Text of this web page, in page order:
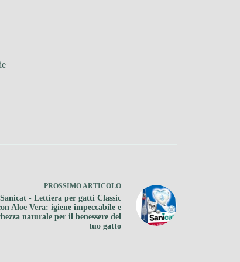
PROSSIMO ARTICOLO
- Lettiera per gatti Classic
Aloe Vera: igiene impeccabile e
naturale per il benessere del
tuo gatto